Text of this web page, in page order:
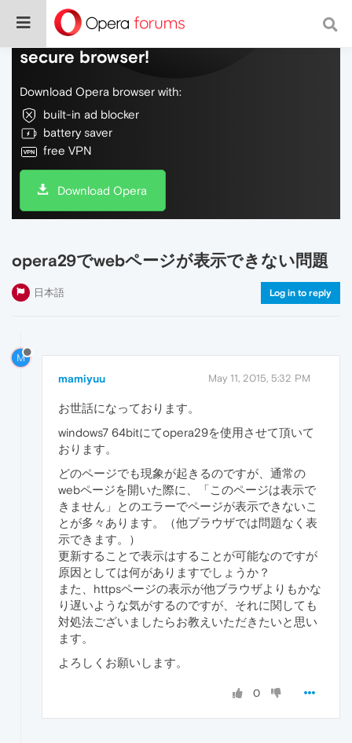
Do more on the web, with a fast and
secure browser!
Download Opera browser with:
built-in ad blocker
battery saver
free VPN
Download Opera
opera29でwebページが表示できない問題
日本語 Log in to reply
M
mamiyuu May 11, 2015, 5:32 PM
お世話になっております。
windows7 64bitにてopera29を使用させて頂いて
おります。
どのページでも現象が起きるのですが、通常の
webページを開いた際に、「このページは表示で
きません」とのエラーでページが表示できないこ
とが多々あります。（他ブラウザでは問題なく表
示できます。）
更新することで表示はすることが可能なのですが
原因としては何がありますでしょうか？
また、httpsページの表示が他ブラウザよりもかな
り遅いような気がするのですが、それに関しても
対処法ございましたらお教えいただきたいと思い
ます。
よろしくお願いします。
0